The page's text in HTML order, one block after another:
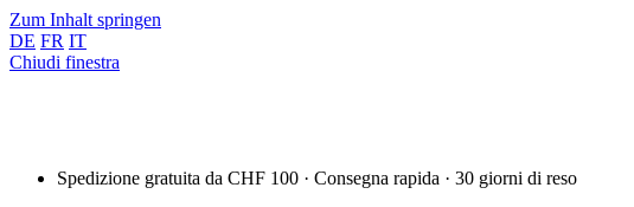
Zum Inhalt springen
DE FR IT
Chiudi finestra
Spedizione gratuita da CHF 100 · Consegna rapida · 30 giorni di reso